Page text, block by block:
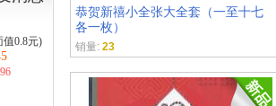
值0.8元)
恭贺新禧小全张大全套（一至十七
各一枚）
销量: 23